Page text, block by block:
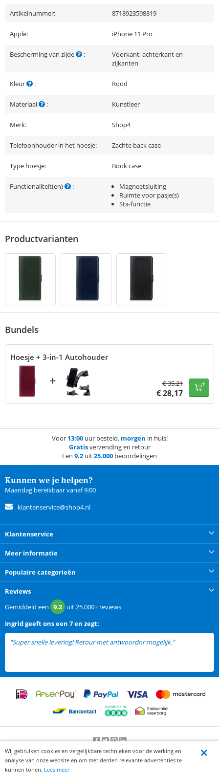
Artikelnummer: 8718923598819
Apple: iPhone 11 Pro
Bescherming van zijde :
Voorkant, achterkant en
zijkanten
Kleur : Rood
Materiaal : Kunstleer
Merk: Shop4
Telefoonhouder in het hoesje: Zachte back case
Type hoesje: Book case
Functionaliteit(en) :
Magneetsluiting
Ruimte voor pasje(s)
Sta-functie
Productvarianten
Bundels
Hoesje + 3-in-1 Autohouder
+ €35,21
€28,17
Voor 13:00uur besteld, morgen in huis!
Gratisverzending en retour
Een 9.2 uit25.000 beoordelingen
Kunnen we je helpen?
Maandag bereikbaar vanaf 9:00
klantenservice@shop4.nl
Klantenservice
Meer informatie
Populaire categorieën
Reviews
Gemiddeld een 9.2 uit25.000+ reviews
Ingridgeeft ons een 7 en zegt:
"Super snelle levering! Retour met antwoordnr mogelijk."
Beoordeling door klanten:9.2/10-25000beoordelingen
Wij gebruiken cookies en vergelijkbare technieken voor de werking en
analyse van onze website en om met derden relevante advertenties te
kunnen tonen. Lees meer